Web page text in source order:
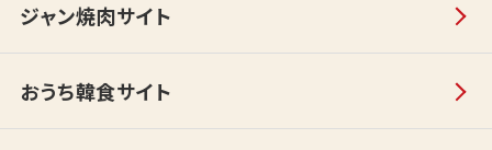
ジャン焼肉サイト
おうち韓食サイト